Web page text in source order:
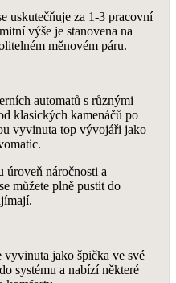
uskutečňuje za 1-3 pracovní
výše je stanovena na
měnovém páru.
automatů s různými
klasických kamenáčů po
vyvinuta top vývojáři jako
úroveň náročnosti a
můžete plně pustit do
jako špička ve své
systému a nabízí některé